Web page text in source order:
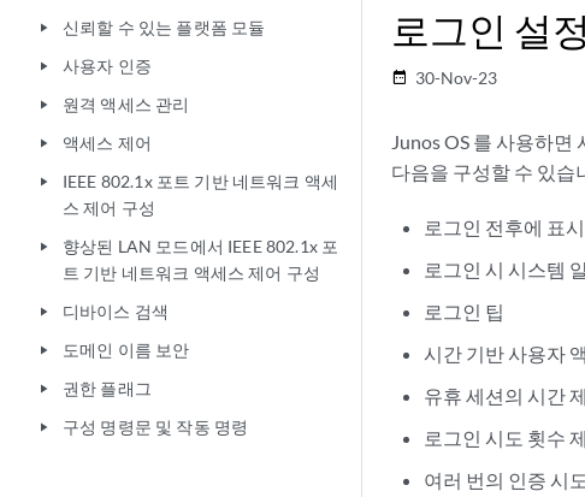
play_arrow 신뢰할 수 있는 플랫폼 모듈
play_arrow 사용자 인증
play_arrow 원격 액세스 관리
play_arrow 액세스 제어
play_arrow
IEEE 802.1x 포트 기반 네트워크 액세
스 제어 구성
play_arrow
향상된 LAN 모드에서 IEEE 802.1x 포
트 기반 네트워크 액세스 제어 구성
play_arrow 디바이스 검색
play_arrow 도메인 이름 보안
play_arrow 권한 플래그
play_arrow 구성 명령문 및 작동 명령
로그인 설정
date_range 30-Nov-23
Junos OS 를 사용하면
다음을 구성할 수 있습
로그인 전후에 표
로그인 시 시스템
로그인 팁
시간 기반 사용자
유휴 세션의 시간
로그인 시도 횟수
여러 번의 인증 시